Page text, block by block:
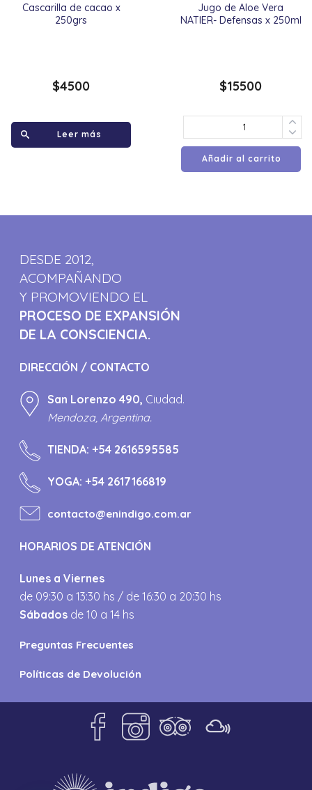
Cascarilla de cacao x
250grs
$4500
Leer más
Jugo de Aloe Vera
NATIER- Defensas x 250ml
$15500
Añadir al carrito
DESDE 2012,
ACOMPAÑANDO
Y PROMOVIENDO EL
PROCESO DE EXPANSIÓN
DE LA CONSCIENCIA.
DIRECCIÓN / CONTACTO
San Lorenzo 490, Ciudad.
Mendoza, Argentina.
TIENDA:+54 2616595585
YOGA:+54 2617166819
contacto@enindigo.com.ar
HORARIOS DE ATENCIÓN
Lunes a Viernes
de 09:30 a 13:30 hs / de 16:30 a 20:30 hs
Sábados de 10 a 14 hs
Preguntas Frecuentes
Políticas de Devolución